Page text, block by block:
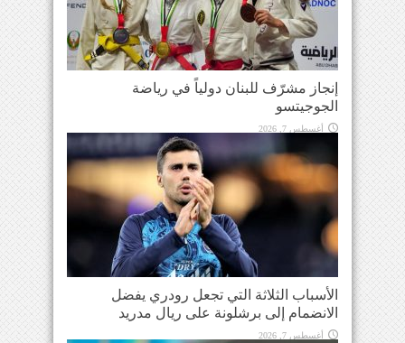
إنجاز مشرّف للبنان دولياً في رياضة
الجوجيتسو
أغسطس 7, 2026
الأسباب الثلاثة التي تجعل رودري يفضل
الانضمام إلى برشلونة على ريال مدريد
أغسطس 7, 2026